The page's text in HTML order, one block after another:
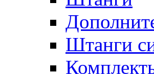
Штанги